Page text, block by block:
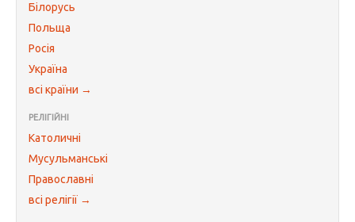
Білорусь
Польща
Росія
Україна
всі країни →
РЕЛІГІЙНІ
Католичні
Мусульманські
Православні
всі релігії →